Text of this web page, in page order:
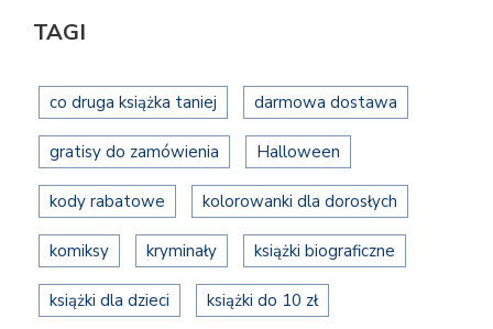
TAGI
co druga książka taniej darmowa dostawa
gratisy do zamówienia Halloween
kody rabatowe kolorowanki dla dorosłych
komiksy kryminały książki biograficzne
książki dla dzieci książki do 10 zł